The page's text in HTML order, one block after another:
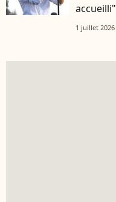
accueilli"
1 juillet 2026